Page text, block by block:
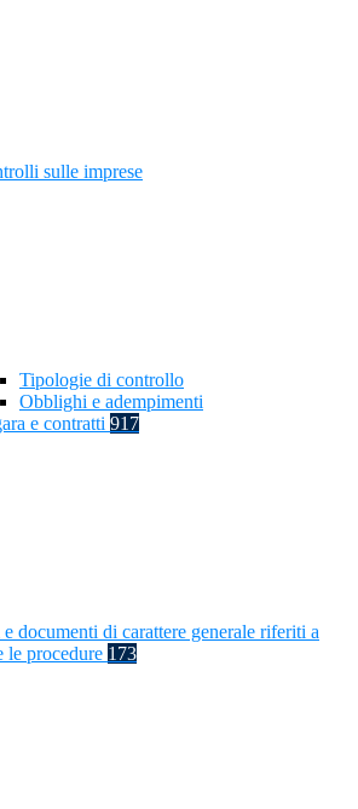
sulle imprese
Tipologie di controllo
Obblighi e adempimenti
e contratti 917
documenti di carattere generale riferiti a
le procedure 173